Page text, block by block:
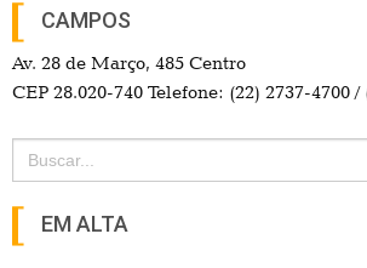
CAMPOS
Av. 28 de Março, 485 Centro
CEP 28.020-740 Telefone: (22) 2737-4700 /
Search
for:
EM ALTA